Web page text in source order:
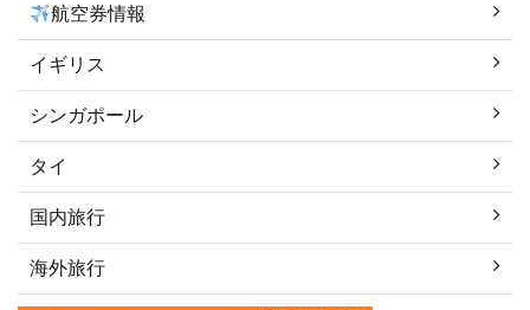
航空券情報
イギリス
シンガポール
タイ
国内旅行
海外旅行